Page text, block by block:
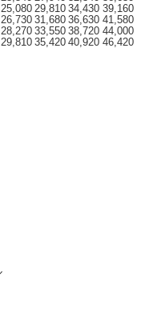
25,080 29,810 34,430 39,160
26,730 31,680 36,630 41,580
28,270 33,550 38,720 44,000
29,810 35,420 40,920 46,420